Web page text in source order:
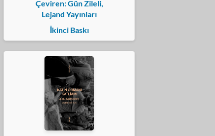
Çeviren: Gün Zileli,
Lejand Yayınları
İkinci Baskı